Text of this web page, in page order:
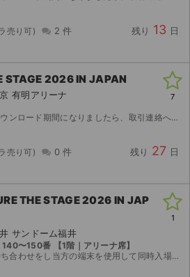
2 件 残り 13 日
STAGE 2026 IN JAPAN
有明アリーナ
ダウンロードに必要なURLコードの連絡をさせていただく予定です。 ※全て分配分（子）チケットになりますので、ご本...
0 件 残り 27 日
7
THE STAGE 2026 IN JAP
サンドーム福井
〜150番 【1階｜アリーナ席】
。 ・詳しい待ち合わせ場所等は取引ページにてお伝え致します。 ・入場の際に使用するチケットと実際にお座り頂く座席は...
1